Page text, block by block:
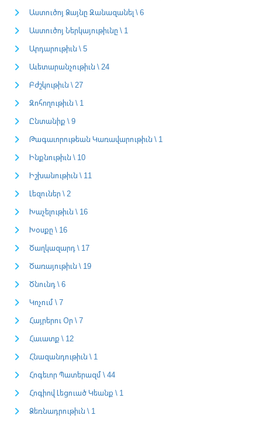
Աստուծոյ Ձայնը Զանազանել \ 6
Աստուծոյ Ներկայութիւնը \ 1
Արդարութիւն \ 5
Աւետարանչութիւն \ 24
Բժշկութիւն \ 27
Զոհողութիւն \ 1
Ընտանիք \ 9
Թագաւորութեան Կառավարութիւն \ 1
Ինքնութիւն \ 10
Իշխանութիւն \ 11
Լեզուներ \ 2
Խաչելութիւն \ 16
Խօսքը \ 16
Ծաղկազարդ \ 17
Ծառայութիւն \ 19
Ծնունդ \ 6
Կոչում \ 7
Հայրերու Օր \ 7
Հաւատք \ 12
Հնազանդութիւն \ 1
Հոգեւոր Պատերազմ \ 44
Հոգիով Լեցուած Կեանք \ 1
Ձեռնադրութիւն \ 1